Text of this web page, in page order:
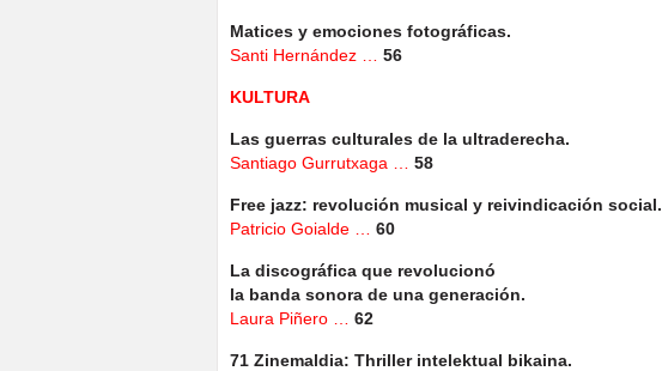
Matices y emociones fotográficas.
Santi Hernández …
56
KULTURA
Las guerras culturales de la ultraderecha.
Santiago Gurrutxaga …
58
Free jazz: revolución musical y reivindicación social.
Patricio Goialde … 60
La discográfica que revolucionó
la banda sonora de una generación.
Laura Piñero …
62
71 Zinemaldia: Thriller intelektual bikaina.